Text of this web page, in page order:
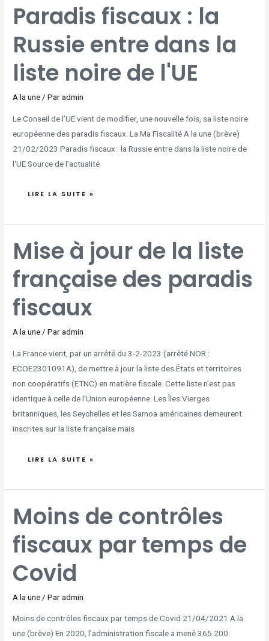
Paradis fiscaux : la
Russie entre dans la
liste noire de l'UE
A la une / Paradmin
Le Conseil de l’UE vient de modifier, une nouvelle fois, sa liste noire
européenne des paradis fiscaux. La Ma Fiscalité A la une (brève)
21/02/2023 Paradis fiscaux : la Russie entre dans la liste noire de
l'UE Source de l’actualité
FISCAUX
:
LA
DANS
LA
LISTE
L'UE
LIRE LA SUITE »
Mise à jour de la liste
française des paradis
fiscaux
A la une/ Paradmin
La France vient, par un arrêté du 3-2-2023 (arrêté NOR :
ECOE2301091A), de mettre à jour la liste des États et territoires
non coopératifs (ETNC) en matière fiscale. Cette liste n’est pas
identique à celle de l’Union européenne. Les Îles Vierges
britanniques, les Seychelles et les Samoa américaines demeurent
inscrites sur la liste française mais
MISE
À
JOUR
DE
FRANÇAISE
DES
PARADIS
FISCAUX
LIRE LA SUITE »
Moins de contrôles
fiscaux par temps de
Covid
A la une / Paradmin
Moins de contrôles fiscaux par temps de Covid 21/04/2021 A la
une (brève) En 2020, l’administration fiscale a mené 365 200
DE
CONTRÔLES
FISCAUX
DE
COVID